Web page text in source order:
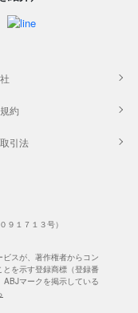
約
引法
スが、著作権者からコン
を示す登録商標（登録番
マークを掲示している